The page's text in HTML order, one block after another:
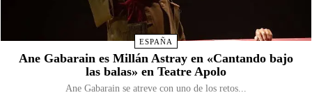
ESPAÑA
Ane Gabarain es Millán Astray en «Cantando bajo
las balas» en Teatre Apolo
Ane Gabarain se atreve con uno de los retos...